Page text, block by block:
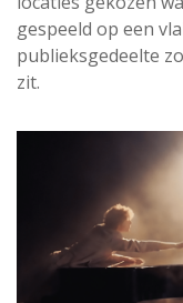
gespeeld op een
publieksgedeelte
zit.